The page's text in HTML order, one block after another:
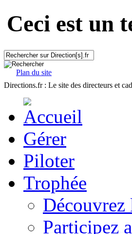
Ceci est un
Plan du site
Directions.fr : Le site des directeurs et
Gérer
Piloter
Trophée
Participez